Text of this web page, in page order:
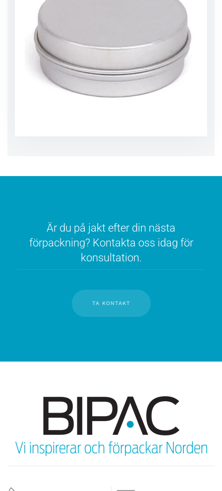
Är du på jakt efter din nästa
förpackning? Kontakta oss idag för
konsultation.
TA KONTAKT